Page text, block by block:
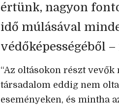
értünk, nagyon
idő múlásával
védőképességéből
“Az oltásokon részt vevők
társadalom eddig nem
eseményeken, és mintha